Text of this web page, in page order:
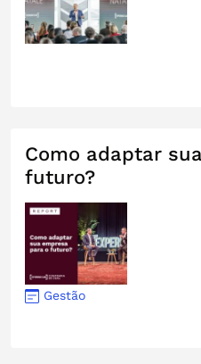
Como adaptar
futuro?
Gestão